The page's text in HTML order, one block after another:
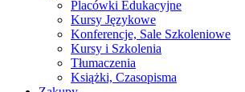
Placówki Edukacyjne
Kursy Językowe
Konferencje, Sale Szkoleniowe
Kursy i Szkolenia
Tłumaczenia
Książki, Czasopisma